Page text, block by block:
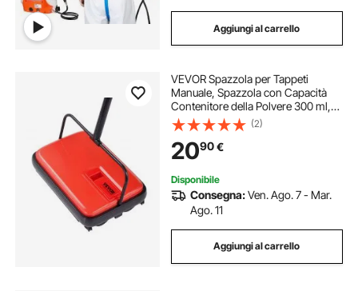
Aggiungi al carrello
VEVOR Spazzola per Tappeti
Manuale, Spazzola con Capacità
Contenitore della Polvere 300 ml,
Facile da Svuotare, Larghezza di
Pulizia 17 cm, per Tappeti, Peli di
Animali Domestici, Rosso
(2)
2090€
Disponibile
Consegna:Ven. Ago. 7 - Mar.
Ago. 11
Aggiungi al carrello